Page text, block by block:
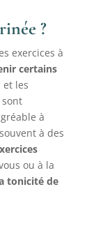
?
exercices à
certains
et les
à
à des
ou à la
tonicité de